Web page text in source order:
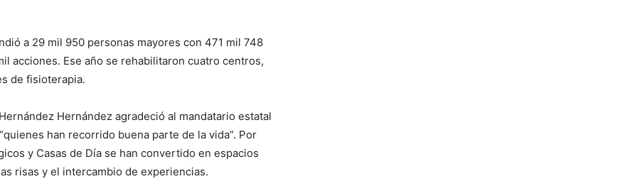
a 29 mil 950 personas mayores con 471 mil 748
acciones. Ese año se rehabilitaron cuatro centros,
de fisioterapia.
Hernández agradeció al mandatario estatal
han recorrido buena parte de la vida”. Por
y Casas de Día se han convertido en espacios
risas y el intercambio de experiencias.